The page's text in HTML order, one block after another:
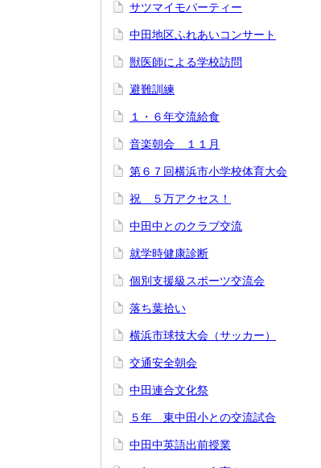
サツマイモパーティー
中田地区ふれあいコンサート
獣医師による学校訪問
避難訓練
１・６年交流給食
音楽朝会 １１月
第６７回横浜市小学校体育大会
祝 ５万アクセス！
中田中とのクラブ交流
就学時健康診断
個別支援級スポーツ交流会
落ち葉拾い
横浜市球技大会（サッカー）
交通安全朝会
中田連合文化祭
５年 東中田小との交流試合
中田中英語出前授業